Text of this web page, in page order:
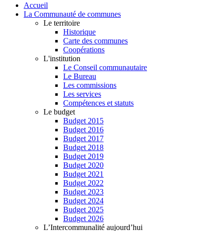
Accueil
La Communauté de communes
Le territoire
Historique
Carte des communes
Coopérations
L'institution
Le Conseil communautaire
Le Bureau
Les commissions
Les services
Compétences et statuts
Le budget
Budget 2015
Budget 2016
Budget 2017
Budget 2018
Budget 2019
Budget 2020
Budget 2021
Budget 2022
Budget 2023
Budget 2024
Budget 2025
Budget 2026
L’Intercommunalité aujourd’hui